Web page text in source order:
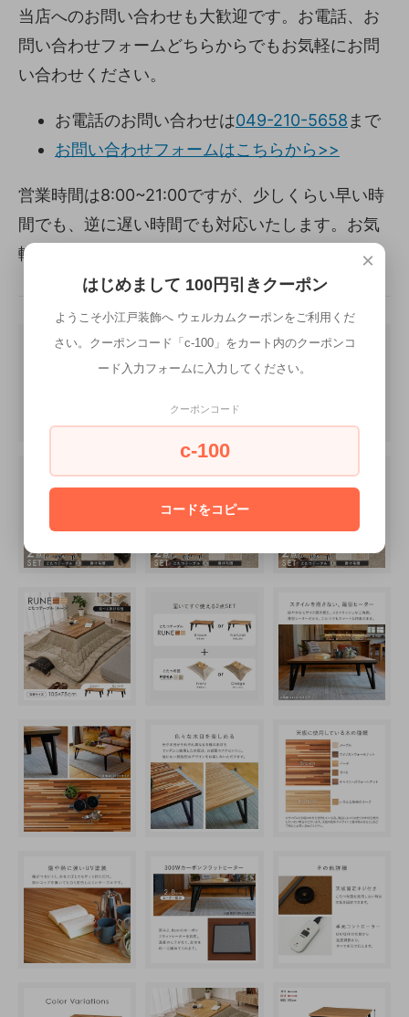
当店へのお問い合わせも大歓迎です。お電話、お
問い合わせフォームどちらからでもお気軽にお問
い合わせください。
お電話のお問い合わせは049-210-5658 まで
お問い合わせフォームはこちらから>>
営業時間は8:00~21:00ですが、少しくらい早い時
間でも、逆に遅い時間でも対応いたします。お気
軽にお問い合わせください。
×
はじめまして 100円引きクーポン
ようこそ小江戸装飾へ ウェルカムクーポンをご利用くだ
さい。クーポンコード「c-100」をカート内のクーポンコ
ード入力フォームに入力してください。
クーポンコード
c-100
コードをコピー